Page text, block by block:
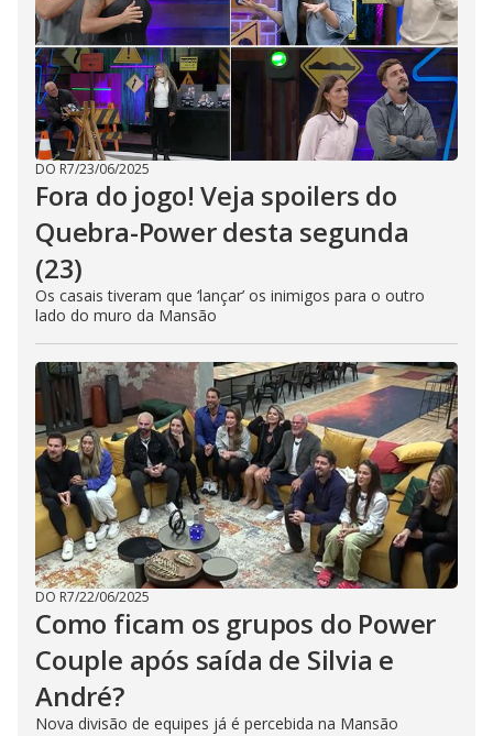
DO R7/23/06/2025
Fora do jogo! Veja spoilers do
Quebra-Power desta segunda
(23)
Os casais tiveram que ‘lançar’ os inimigos para o outro
lado do muro da Mansão
DO R7/22/06/2025
Como ficam os grupos do Power
Couple após saída de Silvia e
André?
Nova divisão de equipes já é percebida na Mansão